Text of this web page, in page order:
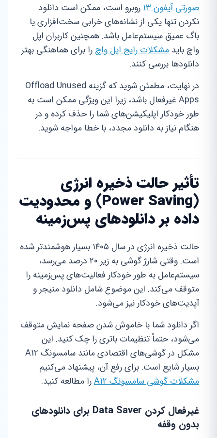
صورتی آیفون ۱۳
روبرو است، ممکن است دانلود
نکردن تنها یکی از نشانه‌های خرابی سخت‌افزاری یا
باگ عمیق سیستم‌عامل باشد. همچنین کاربران اپل
واچ باید مشکلات رایج اپل واچ را برای هماهنگی بهتر
دانلودها بررسی کنند.
در نهایت، مطمئن شوید که گزینه Offload Unused
Apps غیرفعال باشد، زیرا این ویژگی ممکن است به
طور خودکار اپلیکیشن‌های شما را حذف کرده و در
هنگام نیاز به دانلود مجدد، با خطا مواجه شوید.
تأثیر حالت ذخیره انرژی
(Power Saving) و محدودیت
داده بر دانلودهای پس‌زمینه
حالت ذخیره انرژی در سال ۱۴۰۵ بسیار هوشمندتر شده
است. وقتی شارژ گوشی به زیر ۲۰ درصد می‌رسد،
سیستم‌عامل به طور خودکار فعالیت‌های پس‌زمینه را
متوقف می‌کند. این موضوع شامل دانلود منیجر و
آپدیت‌های خودکار نیز می‌شود.
اگر دانلود شما با خاموش شدن صفحه نمایش متوقف
می‌شود، حتماً تنظیمات باتری را چک کنید. این
مشکل در گوشی‌های اقتصادی مانند سامسونگ A12
بسیار شایع است. برای رفع آن، پیشنهاد می‌کنیم
مشکلات گوشی سامسونگ A12
را مطالعه کنید.
غیرفعال کردن Data Saver برای دانلودهای
بدون وقفه